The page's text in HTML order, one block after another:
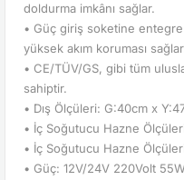
doldurma imkânı sağlar.
• Güç giriş soketine
yüksek akım koruması
• CE/TÜV/GS, gibi tüm
sahiptir.
• Dış Ölçüleri: G:40cm x
• İç Soğutucu Hazne
• İç Soğutucu Hazne
• Güç: 12V/24V 220Volt